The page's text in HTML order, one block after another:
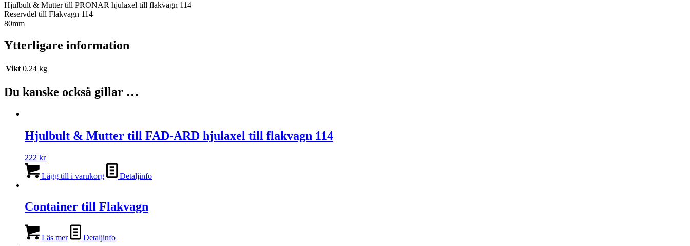
Hjulbult & Mutter till PRONAR hjulaxel till flakvagn 114
Reservdel till Flakvagn 114
80mm
Ytterligare information
Vikt 0.24 kg
Du kanske också gillar …
Hjulbult & Mutter till FAD-ARD hjulaxel till flakvagn 114
222 kr
Lägg till i varukorg Detaljinfo
Container till Flakvagn
Läs mer Detaljinfo